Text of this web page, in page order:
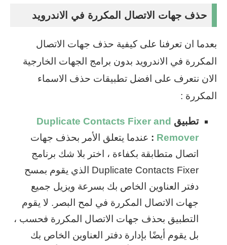
حذف جهات الاتصال المكررة في الاندرويد
بعدما ان تعرفنا على كيفية حذف جهات الاتصال
المكررة في الاندرويد بدون برامج الجهات الخارجية
الان نتعرف على افضل تطبيقات حذف الاسماء
المكررة :
تطبيق Duplicate Contacts Fixer and
Remover
: عندما يتعلق الأمر بحذف جهات
اتصال متطابقة بكفاءة ، اختر بلا شك برنامج
Duplicate Contacts Fixer الذي يقوم بمسح
دفتر العناوين الخاص بك بسرعة ويزيل جميع
جهات الاتصال المكررة في لمح البصر. لا يقوم
التطبيق بحذف جهات الاتصال المكررة فحسب ،
بل يقوم أيضًا بإدارة دفتر العناوين الخاص بك